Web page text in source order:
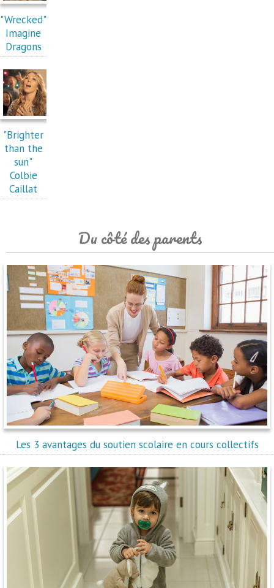
"Wrecked"
Imagine
Dragons
"Brighter
than the
sun"
Colbie
Caillat
Du côté des parents
Les 3 avantages du soutien scolaire en cours collectifs